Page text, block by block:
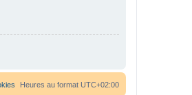
Heures au format UTC+02:00